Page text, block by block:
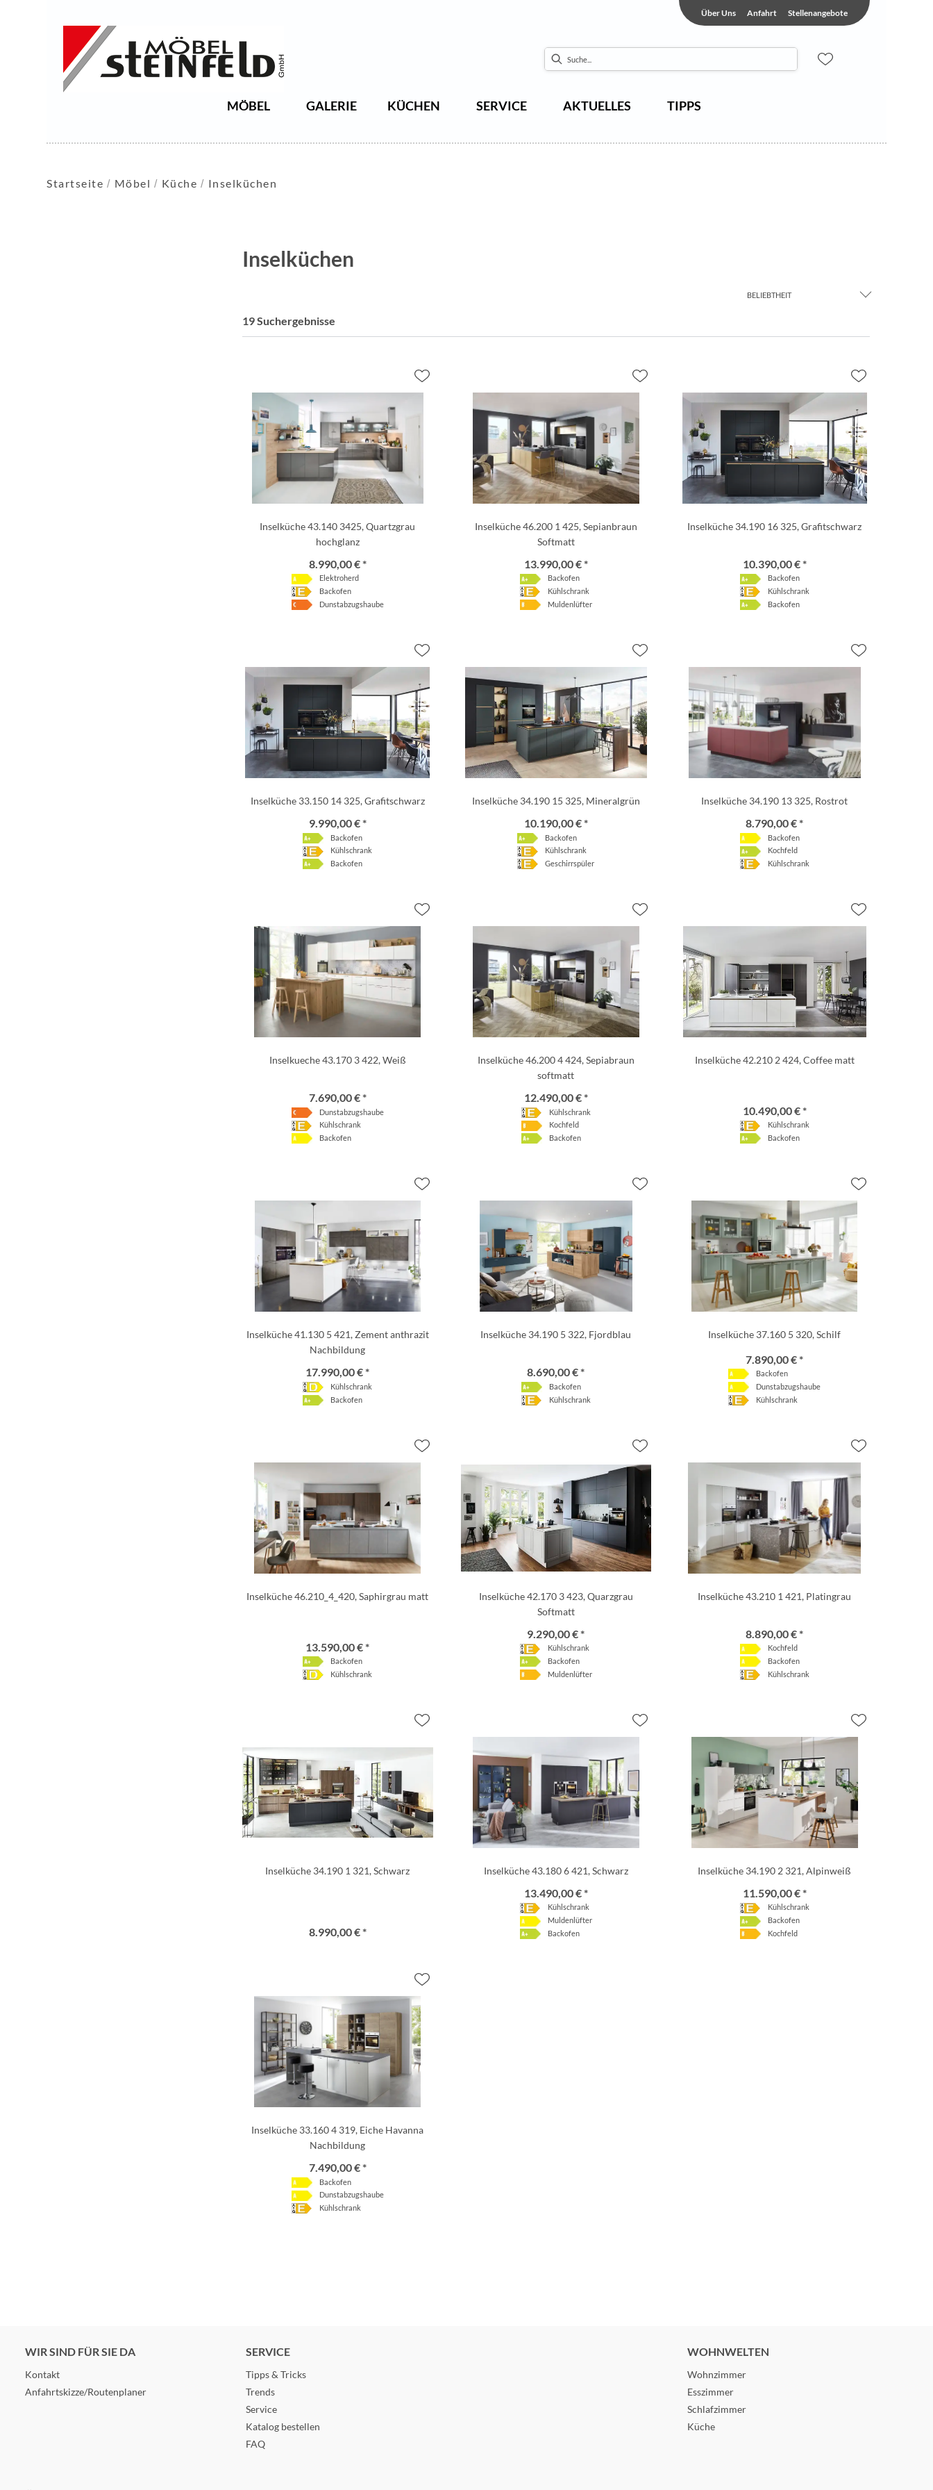
Über Uns Anfahrt Stellenangebote
MÖBEL GALERIE KÜCHEN SERVICE AKTUELLES TIPPS
Startseite Möbel Küche Inselküchen
Inselküchen
BELIEBTHEIT
19 Suchergebnisse
Inselküche 43.140 3425, Quartzgrau
hochglanz
8.990,00 € *
Elektroherd
Backofen
Dunstabzugshaube
Inselküche 46.200 1 425, Sepianbraun
Softmatt
13.990,00 € *
Backofen
Kühlschrank
Muldenlüfter
Inselküche 34.190 16 325, Grafitschwarz
10.390,00 € *
Backofen
Kühlschrank
Backofen
Inselküche 33.150 14 325, Grafitschwarz
9.990,00 € *
Backofen
Kühlschrank
Backofen
Inselküche 34.190 15 325, Mineralgrün
10.190,00 € *
Backofen
Kühlschrank
Geschirrspüler
Inselküche 34.190 13 325, Rostrot
8.790,00 € *
Backofen
Kochfeld
Kühlschrank
Inselkueche 43.170 3 422, Weiß
7.690,00 € *
Dunstabzugshaube
Kühlschrank
Backofen
Inselküche 46.200 4 424, Sepiabraun
softmatt
12.490,00 € *
Kühlschrank
Kochfeld
Backofen
Inselküche 42.210 2 424, Coffee matt
10.490,00 € *
Kühlschrank
Backofen
Inselküche 41.130 5 421, Zement anthrazit
Nachbildung
17.990,00 € *
Kühlschrank
Backofen
Inselküche 34.190 5 322, Fjordblau
8.690,00 € *
Backofen
Kühlschrank
Inselküche 37.160 5 320, Schilf
7.890,00 € *
Backofen
Dunstabzugshaube
Kühlschrank
Inselküche 46.210_4_420, Saphirgrau matt
13.590,00 € *
Backofen
Kühlschrank
Inselküche 42.170 3 423, Quarzgrau
Softmatt
9.290,00 € *
Kühlschrank
Backofen
Muldenlüfter
Inselküche 43.210 1 421, Platingrau
8.890,00 € *
Kochfeld
Backofen
Kühlschrank
Inselküche 34.190 1 321, Schwarz
8.990,00 € *
Inselküche 43.180 6 421, Schwarz
13.490,00 € *
Kühlschrank
Muldenlüfter
Backofen
Inselküche 34.190 2 321, Alpinweiß
11.590,00 € *
Kühlschrank
Backofen
Kochfeld
Inselküche 33.160 4 319, Eiche Havanna
Nachbildung
7.490,00 € *
Backofen
Dunstabzugshaube
Kühlschrank
WIR SIND FÜR SIE DA
Kontakt
Anfahrtskizze/Routenplaner
SERVICE
Tipps & Tricks
Trends
Service
Katalog bestellen
FAQ
WOHNWELTEN
Wohnzimmer
Esszimmer
Schlafzimmer
Küche